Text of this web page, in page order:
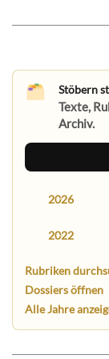
Stöbern
Texte,
Archiv.
2026
2022
Rubriken
Dossiers öffnen
Alle Jahre